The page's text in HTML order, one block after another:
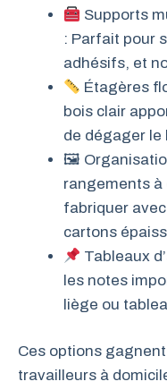
Supports
: Parfait pour
adhésifs, et
Étagères
bois clair
de dégager le
🖼
rangements
fabriquer
cartons
Tableaux
les notes
liège ou
Ces options
travailleurs à